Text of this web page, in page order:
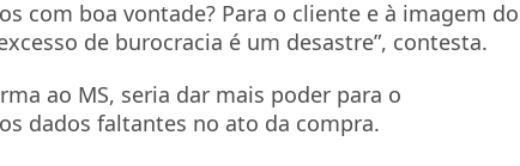
com boa vontade? Para o cliente e à imagem do
de burocracia é um desastre”, contesta.
ao MS, seria dar mais poder para o
dados faltantes no ato da compra.